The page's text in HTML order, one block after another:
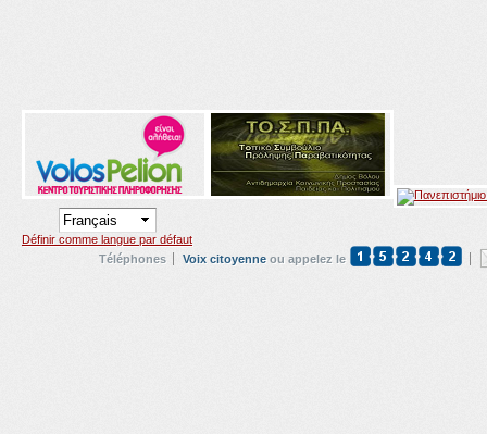
Définir comme langue par défaut
Téléphones
Voix citoyenne ou appelez le